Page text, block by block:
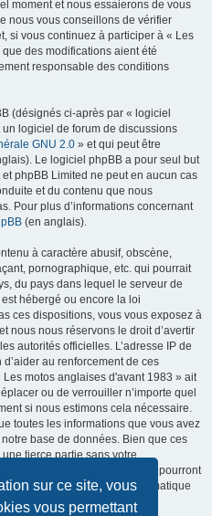
sur ce site, vous
vous permettant
moment et nous essaierons de vous
nous vous conseillons de vérifier
si vous continuez à participer à « Les
des modifications aient été
responsable des conditions
(désignés ci-après par « logiciel
logiciel de forum de discussions
GNU 2.0 » et qui peut être
Le logiciel phpBB a pour seul but
phpBB Limited ne peut en aucun cas
et du contenu que nous
Pour plus d’informations concernant
(en anglais).
à caractère abusif, obscène,
pornographique, etc. qui pourrait
du pays dans lequel le serveur de
hébergé ou encore la loi
ces dispositions, vous vous exposez à
nous nous réservons le droit d’avertir
autorités officielles. L’adresse IP de
au renforcement de ces
motos anglaises d'avant 1983 » ait
ou de verrouiller n’importe quel
si nous estimons cela nécessaire.
toutes les informations que vous avez
base de données. Bien que ces
tierce partie sans votre
d'avant 1983 », ni phpBB, ne pourront
de tentative de piratage informatique